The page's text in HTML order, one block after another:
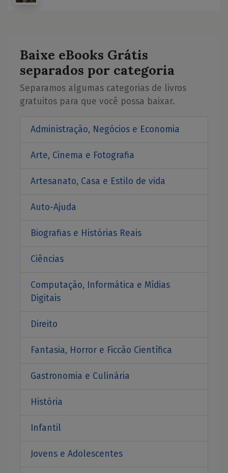
Baixe eBooks Grátis
separados por categoria
Separamos algumas categorias de livros
gratuitos para que você possa baixar.
Administração, Negócios e Economia
Arte, Cinema e Fotografia
Artesanato, Casa e Estilo de vida
Auto-Ajuda
Biografias e Histórias Reais
Ciências
Computação, Informática e Mídias
Digitais
Direito
Fantasia, Horror e Ficcão Científica
Gastronomia e Culinária
História
Infantil
Jovens e Adolescentes